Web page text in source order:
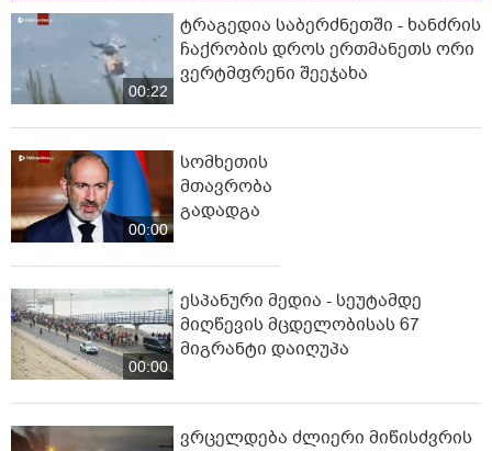
00:22
ტრაგედია საბერძნეთში - ხანძრის
ჩაქრობის დროს ერთმანეთს ორი
ვერტმფრენი შეეჯახა
00:00
სომხეთის
მთავრობა
გადადგა
00:00
ესპანური მედია - სეუტამდე
მიღწევის მცდელობისას 67
მიგრანტი დაიღუპა
ვრცელდება ძლიერი მიწისძვრის